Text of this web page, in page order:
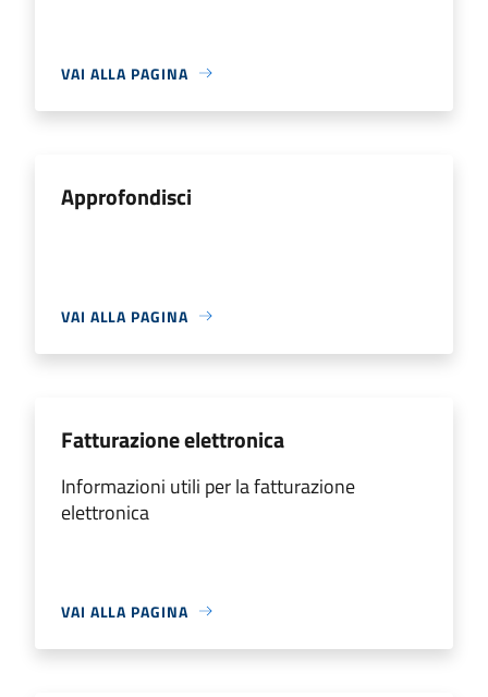
VAI ALLA PAGINA
Approfondisci
VAI ALLA PAGINA
Fatturazione elettronica
Informazioni utili per la fatturazione
elettronica
VAI ALLA PAGINA